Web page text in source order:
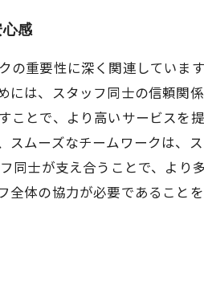
感
重要性に深く関連していま
は、スタッフ同士の信頼関
ことで、より高いサービスを
ムーズなチームワークは、
同士が支え合うことで、よ
体の協力が必要であることを